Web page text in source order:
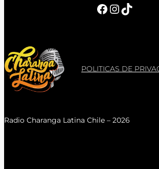
Facebook InstagramTikTok
POLITICAS DE
Radio Charanga Latina Chile – 2026